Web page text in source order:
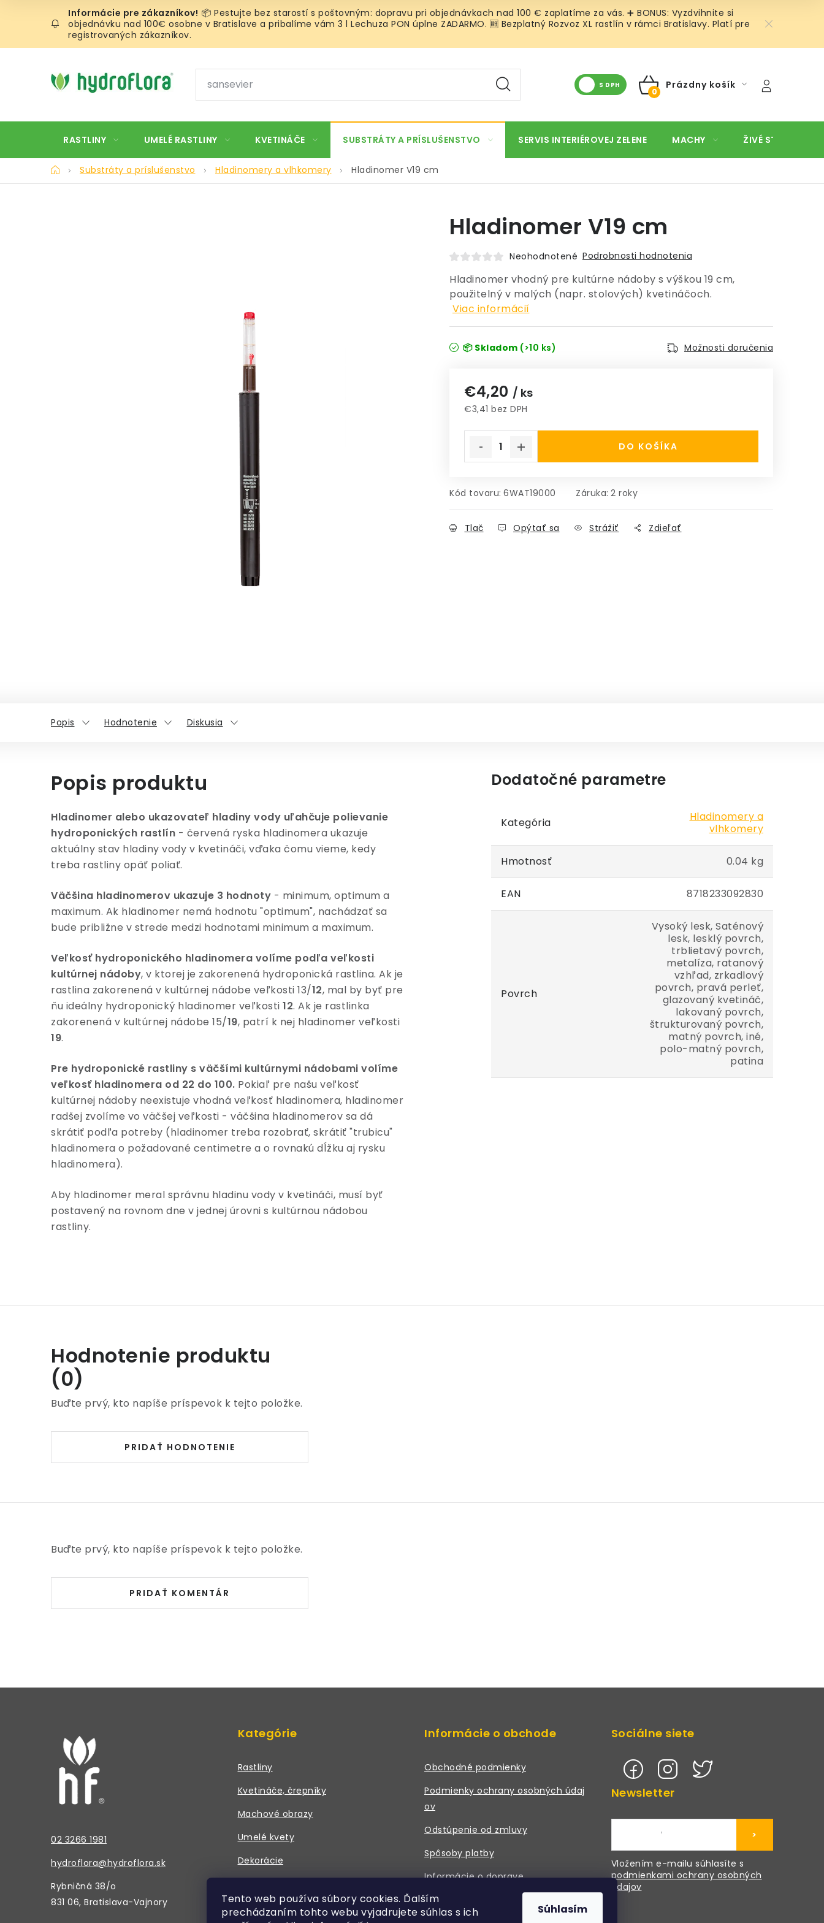
Tento web používa súbory cookies. Ďalším
prechádzaním tohto webu vyjadrujete súhlas s ich
Súhlasím
📦 Pestujte bez starostí s poštovným: dopravu pri objednávkach nad 100 € zaplatíme za vás. ➕ BONUS: Vyzdvihnite si
objednávku nad 100€ osobne v Bratislave a pribalíme vám 3 l Lechuza PON úplne ZADARMO. 🆓 Bezplatný Rozvoz XL rastlín v rámci Bratislavy. Platí pre
registrovaných zákazníkov.
S DPH
NÁKUPNÝ
Prázdny košík
RASTLINY UMELÉ RASTLINY KVETINÁČE SUBSTRÁTY A PRÍSLUŠENSTVO SERVIS INTERIÉROVEJ ZELENE MACHY ŽIVÉ STENY
DomovSubstráty a príslušenstvo Hladinomery a vlhkomery Hladinomer V19 cm
Hladinomer V19 cm
Neohodnotené Podrobnosti hodnotenia
Hladinomer vhodný pre kultúrne nádoby s výškou 19 cm,
použitelný v malých (napr. stolových) kvetináčoch.
Viac informácií
📦 Skladom (>10 ks) Možnosti doručenia
€4,20 / ks
€3,41 bez DPH
DO KOŠÍKA
Kód tovaru: 6WAT19000 Záruka: 2 roky
Tlač Opýtať sa Strážiť Zdieľať
Popis Hodnotenie Diskusia
Popis produktu
Hladinomer alebo ukazovateľ hladiny vody uľahčuje polievanie
hydroponických rastlín - červená ryska hladinomera ukazuje
aktuálny stav hladiny vody v kvetináči, vďaka čomu vieme, kedy
treba rastliny opäť poliať.
Väčšina hladinomerov ukazuje 3 hodnoty - minimum, optimum a
maximum. Ak hladinomer nemá hodnotu "optimum", nachádzať sa
bude približne v strede medzi hodnotami minimum a maximum.
Veľkosť hydroponického hladinomera volíme podľa veľkosti
kultúrnej nádoby, v ktorej je zakorenená hydroponická rastlina. Ak je
rastlina zakorenená v kultúrnej nádobe veľkosti 13/12, mal by byť pre
ňu ideálny hydroponický hladinomer veľkosti 12. Ak je rastlinka
zakorenená v kultúrnej nádobe 15/19, patrí k nej hladinomer veľkosti
19.
Pre hydroponické rastliny s väčšími kultúrnymi nádobami volíme
veľkosť hladinomera od 22 do 100. Pokiaľ pre našu veľkosť
kultúrnej nádoby neexistuje vhodná veľkosť hladinomera, hladinomer
radšej zvolíme vo väčšej veľkosti - väčšina hladinomerov sa dá
skrátiť podľa potreby (hladinomer treba rozobrať, skrátiť "trubicu"
hladinomera o požadované centimetre a o rovnakú dĺžku aj rysku
hladinomera).
Aby hladinomer meral správnu hladinu vody v kvetináči, musí byť
postavený na rovnom dne v jednej úrovni s kultúrnou nádobou
rastliny.
Dodatočné parametre
Kategória
Hladinomery a
vlhkomery
Hmotnosť 0.04 kg
EAN 8718233092830
Povrch
Vysoký lesk, Saténový
lesk, lesklý povrch,
trblietavý povrch,
metalíza, ratanový
vzhľad, zrkadlový
povrch, pravá perleť,
glazovaný kvetináč,
lakovaný povrch,
štrukturovaný povrch,
matný povrch, iné,
polo-matný povrch,
patina
Hodnotenie produktu
(0)
Buďte prvý, kto napíše príspevok k tejto položke.
PRIDAŤ HODNOTENIE
Buďte prvý, kto napíše príspevok k tejto položke.
PRIDAŤ KOMENTÁR
02 3266 1981
hydroflora@hydroflora.sk
Rybničná 38/o
831 06, Bratislava-Vajnory
Kategórie
Rastliny
Kvetináče, črepníky
Machové obrazy
Umelé kvety
Dekorácie
Informácie o obchode
Obchodné podmienky
Podmienky ochrany osobných údaj
ov
Odstúpenie od zmluvy
Spôsoby platby
Informácie o doprave
Právne údaje / Kontakt
Sociálne siete
Newsletter
Vložením e-mailu súhlasíte s
podmienkami ochrany osobných
údajov
>